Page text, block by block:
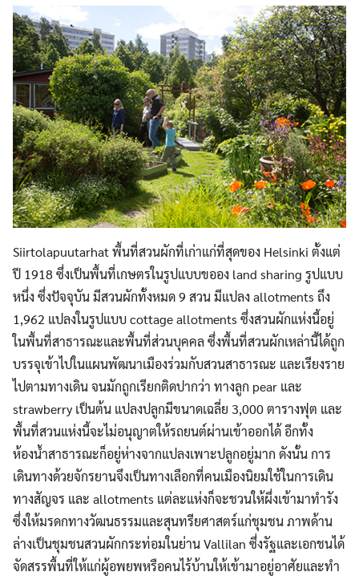
Siirtolapuutarhat พื้นที่สวนผักที่เก่าแก่ที่สุดของ Helsinki ตั้งแต่
ปี 1918 ซึ่งเป็นพื้นที่เกษตรในรูปแบบขออง land sharing รูปแบบ
หนึ่ง ซึ่งปัจจุบัน มีสวนผักทั้งหมด 9 สวน มีแปลง allotments ถึง
1,962 แปลงในรูปแบบ cottage allotments ซึ่งสวนผักแห่งนี้อยู่
ในพื้นที่สาธารณะและพื้นที่ส่วนบุคคล ซึ่งพื้นที่สวนผักเหล่านี้ได้ถูก
บรรจุเข้าไปในแผนพัฒนาเมืองร่วมกับสวนสาธารณะ และเรียงราย
ไปตามทางเดิน จนมักถูกเรียกติดปากว่า ทางลูก pear และ
strawberry เป็นต้น แปลงปลูกมีขนาดเฉลี่ย 3,000 ตารางฟุต และ
พื้นที่สวนแห่งนี้จะไม่อนุญาตให้รถยนต์ผ่านเข้าออกได้ อีกทั้ง
ห้องน้ำสาธารณะก็อยู่ห่างจากแปลงเพาะปลูกอยู่มาก ดังนั้น การ
เดินทางด้วยจักรยานจึงเป็นทางเลือกที่คนเมืองนิยมใช้ในการเดิน
ทางสัญจร และ allotments แต่ละแห่งก็จะชวนให้ผึ่งเข้ามาทำรัง
ซึ่งให้มรดกทางวัฒนธรรมและสุนทรียศาสตร์แก่ชุมชน ภาพด้าน
ล่างเป็นชุมชนสวนผักกระท่อมในย่าน Vallilan ซึ่งรัฐและเอกชนได้
จัดสรรพื้นที่ให้แก่ผู้อพยพหรือคนไร้บ้านให้เข้ามาอยู่อาศัยและทำ